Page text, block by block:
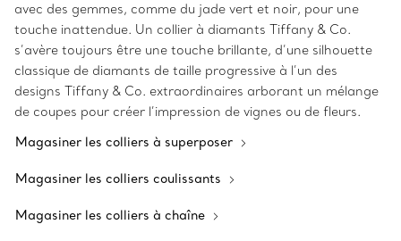
avec des gemmes, comme du jade vert et noir, pour une
touche inattendue. Un collier à diamants Tiffany & Co.
s’avère toujours être une touche brillante, d’une silhouette
classique de diamants de taille progressive à l’un des
designs Tiffany & Co. extraordinaires arborant un mélange
de coupes pour créer l’impression de vignes ou de fleurs.
Magasiner les colliers à superposer
Magasiner les colliers coulissants
Magasiner les colliers à chaîne